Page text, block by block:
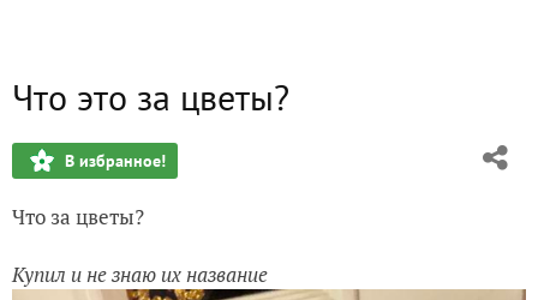
Что это за цветы?
В избранное!
Что за цветы?
Купил и не знаю их название